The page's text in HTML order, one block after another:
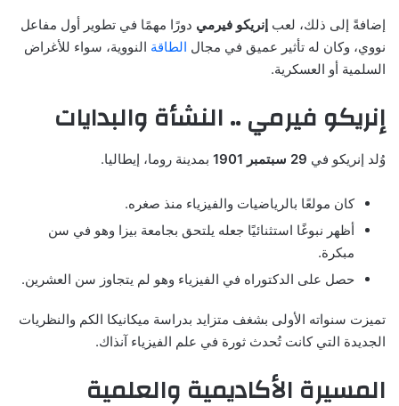
إضافةً إلى ذلك، لعب إنريكو فيرمي دورًا مهمًا في تطوير أول مفاعل
نووي، وكان له تأثير عميق في مجال الطاقة النووية، سواء للأغراض
السلمية أو العسكرية.
إنريكو فيرمي .. النشأة والبدايات
وُلد إنريكو في 29 سبتمبر 1901 بمدينة روما، إيطاليا.
كان مولعًا بالرياضيات والفيزياء منذ صغره.
أظهر نبوغًا استثنائيًا جعله يلتحق بجامعة بيزا وهو في سن
مبكرة.
حصل على الدكتوراه في الفيزياء وهو لم يتجاوز سن العشرين.
تميزت سنواته الأولى بشغف متزايد بدراسة ميكانيكا الكم والنظريات
الجديدة التي كانت تُحدث ثورة في علم الفيزياء آنذاك.
المسيرة الأكاديمية والعلمية